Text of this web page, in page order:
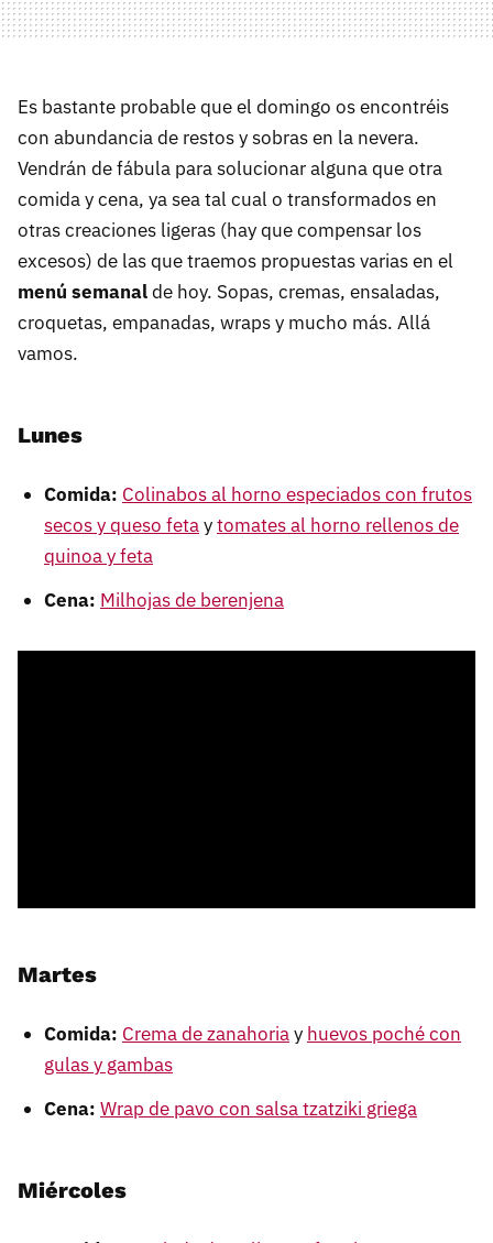
Es bastante probable que el domingo os encontréis
con abundancia de restos y sobras en la nevera.
Vendrán de fábula para solucionar alguna que otra
comida y cena, ya sea tal cual o transformados en
otras creaciones ligeras (hay que compensar los
excesos) de las que traemos propuestas varias en el
menú semanalde hoy. Sopas, cremas, ensaladas,
croquetas, empanadas, wraps y mucho más. Allá
vamos.
Lunes
Comida: Colinabos al horno especiados con frutos
secos y queso fetaytomates al horno rellenos de
quinoa y feta
Cena: Milhojas de berenjena
Martes
Comida: Crema de zanahoriay huevos poché con
gulas y gambas
Cena: Wrap de pavo con salsa tzatziki griega
Miércoles